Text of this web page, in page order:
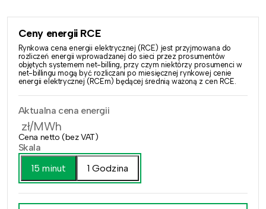
Ceny energii RCE
Rynkowa cena energii elektrycznej (RCE) jest przyjmowana do
rozliczeń energii wprowadzanej do sieci przez prosumentów
objętych systemem net-billing, przy czym niektórzy prosumenci w
net-billingu mogą być rozliczani po miesięcznej rynkowej cenie
energii elektrycznej (RCEm) będącej średnią ważoną z cen RCE.
Aktualna cena energii
zł/MWh
Cena netto (bez VAT)
Skala
15 minut
1 Godzina